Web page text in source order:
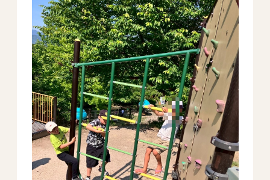
All Peace｜オールピース
Instagram 事業所紹介動画
CEO BLOG
オールピース代表の部屋